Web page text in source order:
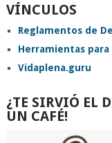
VÍNCULOS
Reglamentos de
Herramientas
Vidaplena.guru
¿TE SIRVIÓ EL
UN CAFÉ!